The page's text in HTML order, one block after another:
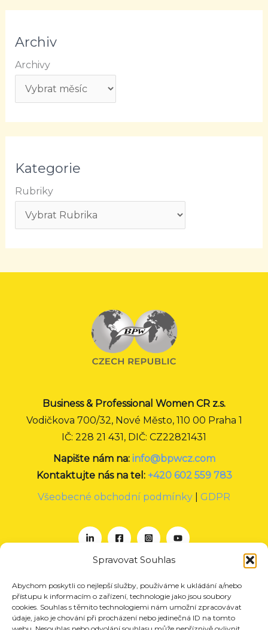
Spravovat Souhlas
Abychom poskytli co nejlepší služby, používáme k ukládání a/nebo
přístupu k informacím o zařízení, technologie jako jsou soubory
cookies. Souhlas s těmito technologiemi nám umožní zpracovávat
údaje, jako je chování při procházení nebo jedinečná ID na tomto
Archiv
Archivy
Kategorie
Rubriky
Business & Professional Women CR z.s.
Vodičkova 700/32, Nové Město, 110 00 Praha 1
IČ: 228 21 431, DIČ: CZ22821431
Napište nám na: info@bpwcz.com
Kontaktujte nás na tel: +420 602 559 783
Všeobecné obchodní podmínky
GDPR
O nás
Projekty
Členství